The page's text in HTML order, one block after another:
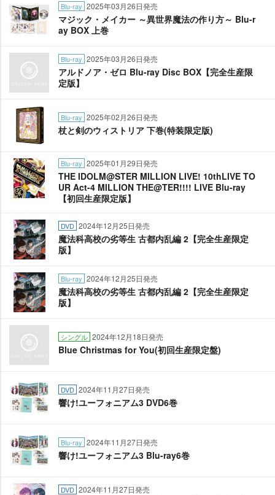
Blu-ray 2025年03月26日発売
マジック・メイカー ～異世界魔法の作り方～ Blu-r
ay BOX 上巻
Blu-ray 2025年03月26日発売
アルドノア・ゼロ Blu-ray Disc BOX【完全生産限
定版】
Blu-ray 2025年02月26日発売
杖と剣のウィストリア 下巻(特装限定版)
Blu-ray 2025年01月29日発売
THE IDOLM@STER MILLION LIVE! 10thLIVE TO
UR Act-4 MILLION THE@TER!!!! LIVE Blu-ray
【初回生産限定版】
DVD 2024年12月25日発売
魔法科高校の劣等生 古都内乱編 2【完全生産限定
版】
Blu-ray 2024年12月25日発売
魔法科高校の劣等生 古都内乱編 2【完全生産限定
版】
シングル 2024年12月18日発売
Blue Christmas for You(初回生産限定盤)
DVD 2024年11月27日発売
響け!ユーフォニアム3 DVD6巻
Blu-ray 2024年11月27日発売
響け!ユーフォニアム3 Blu-ray6巻
DVD 2024年11月27日発売